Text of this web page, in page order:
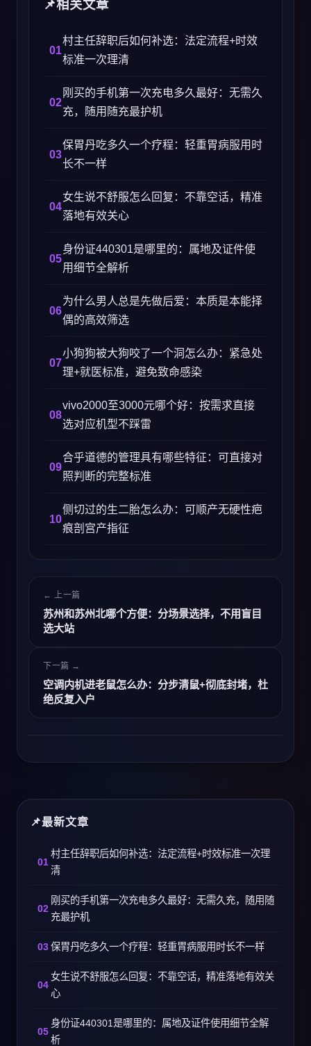
相关文章
村主任辞职后如何补选：法定流程+时效
标准一次理清
刚买的手机第一次充电多久最好：无需久
充，随用随充最护机
保胃丹吃多久一个疗程：轻重胃病服用时
长不一样
女生说不舒服怎么回复：不靠空话，精准
落地有效关心
身份证440301是哪里的：属地及证件使
用细节全解析
为什么男人总是先做后爱：本质是本能择
偶的高效筛选
小狗狗被大狗咬了一个洞怎么办：紧急处
理+就医标准，避免致命感染
vivo2000至3000元哪个好：按需求直接
选对应机型不踩雷
合乎道德的管理具有哪些特征：可直接对
照判断的完整标准
侧切过的生二胎怎么办：可顺产无硬性疤
痕剖宫产指征
← 上一篇
苏州和苏州北哪个方便：分场景选择，不用盲目
选大站
下一篇 →
空调内机进老鼠怎么办：分步清鼠+彻底封堵，杜
绝反复入户
最新文章
村主任辞职后如何补选：法定流程+时效标准一次理
清
刚买的手机第一次充电多久最好：无需久充，随用随
充最护机
保胃丹吃多久一个疗程：轻重胃病服用时长不一样
女生说不舒服怎么回复：不靠空话，精准落地有效关
心
身份证440301是哪里的：属地及证件使用细节全解
析